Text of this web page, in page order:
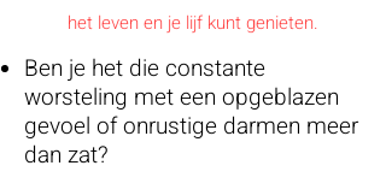
het leven en je lijf kunt genieten.
Ben je het die constante
worsteling met een opgeblazen
gevoel of onrustige darmen meer
dan zat?